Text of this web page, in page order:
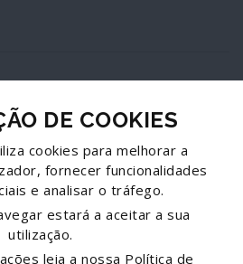
DE COOKIES
cookies para melhorar a
fornecer funcionalidades
e analisar o tráfego.
estará a aceitar a sua
utilização.
leia a nossa Política de